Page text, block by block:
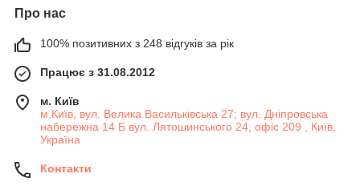
Про нас
100% позитивних з 248 відгуків за рік
Працює з 31.08.2012
м. Київ
м.Київ, вул. Велика Васильківська 27; вул. Дніпровська
набережна 14 Б вул. Лятошинського 24, офіс 209 , Київ,
Україна
Контакти